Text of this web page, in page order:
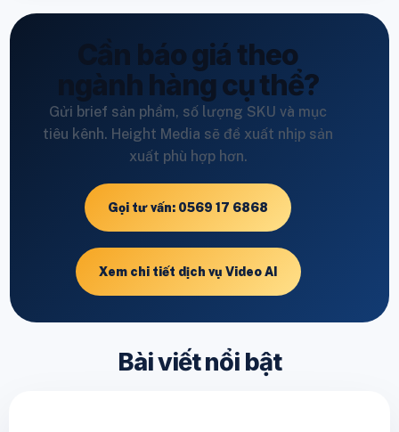
Cần báo giá theo
ngành hàng cụ thể?
Gửi brief sản phẩm, số lượng SKU và mục
tiêu kênh. Height Media sẽ đề xuất nhịp sản
xuất phù hợp hơn.
Gọi tư vấn: 0569 17 6868
Xem chi tiết dịch vụ Video AI
Bài viết nổi bật